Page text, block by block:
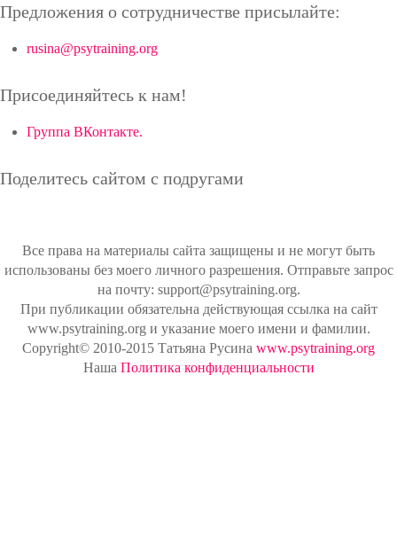
Предложения о сотрудничестве присылайте:
rusina@psytraining.org
Присоединяйтесь к нам!
Группа ВКонтакте.
Поделитесь сайтом с подругами
Все права на материалы сайта защищены и не могут быть
использованы без моего личного разрешения. Отправьте запрос
на почту: support@psytraining.org.
При публикации обязательна действующая ссылка на сайт
www.psytraining.org и указание моего имени и фамилии.
Copyright© 2010-2015 Татьяна Русина www.psytraining.org
Наша Политика конфиденциальности